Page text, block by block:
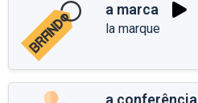
a marca
la marque